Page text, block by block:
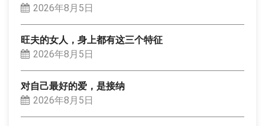
2026年8月5日
旺夫的女人，身上都有这三个特征
2026年8月5日
对自己最好的爱，是接纳
2026年8月5日